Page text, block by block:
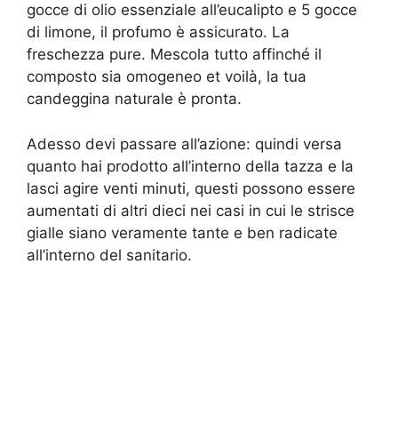
gocce di olio essenziale all’eucalipto e 5 gocce
di limone, il profumo è assicurato. La
freschezza pure. Mescola tutto affinché il
composto sia omogeneo et voilà, la tua
candeggina naturale è pronta.
Adesso devi passare all’azione: quindi versa
quanto hai prodotto all’interno della tazza e la
lasci agire venti minuti, questi possono essere
aumentati di altri dieci nei casi in cui le strisce
gialle siano veramente tante e ben radicate
all’interno del sanitario.